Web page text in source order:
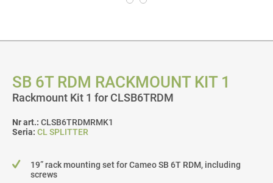
SB 6T RDM RACKMOUNT KIT 1
Rackmount Kit 1 for CLSB6TRDM
Nr art.: CLSB6TRDMRMK1
Seria: CL SPLITTER
19” rack mounting set for Cameo SB 6T RDM, including
screws